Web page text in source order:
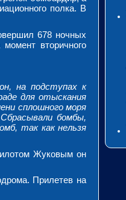
полка. В
678 ночных
вторичного
на подступах к
для отыскания
сплошного моря
бомбы,
так как нельзя
Жуковым он
Прилетев на